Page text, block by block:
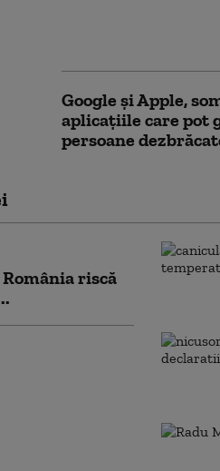
Google și Apple,
aplicațiile care pot
persoane
riscă